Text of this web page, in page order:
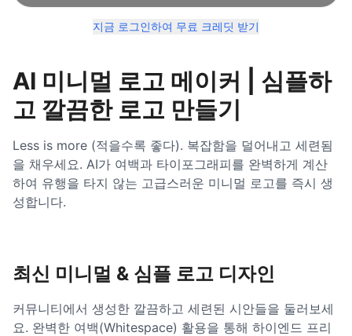
지금 로그인하여 무료 크레딧 받기
AI 미니멀 로고 메이커 | 심플하
고 깔끔한 로고 만들기
Less is more (적을수록 좋다). 복잡함을 덜어내고 세련됨
을 채우세요. AI가 여백과 타이포그래피를 완벽하게 계산
하여 유행을 타지 않는 고급스러운 미니멀 로고를 즉시 생
성합니다.
최신 미니멀 & 심플 로고 디자인
커뮤니티에서 생성한 깔끔하고 세련된 시안들을 둘러보세
요. 완벽한 여백(Whitespace) 활용을 통해 하이엔드 프리